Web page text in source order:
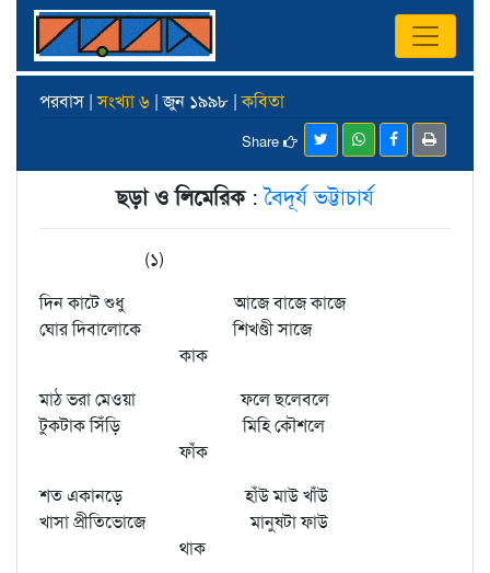
পরবাস |সংখ্যা ৬ | জুন ১৯৯৮ |কবিতা
Share
ছড়া ও লিমেরিক :বৈদূর্য ভট্টাচার্য
(১)
দিন কাটে শুধু আজে বাজে কাজে
ঘোর দিবালোকে শিখণ্ডী সাজে
কাক
মাঠ ভরা মেওয়া ফলে ছলেবলে
টুকটাক সিঁড়ি মিহি কৌশলে
ফাঁক
শত একানড়ে হাঁউ মাউ খাঁউ
খাসা প্রীতিভোজে মানুষটা ফাউ
থাক